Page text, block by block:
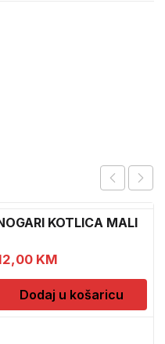
KOTLICA MALI
KM
Dodaj u košaricu